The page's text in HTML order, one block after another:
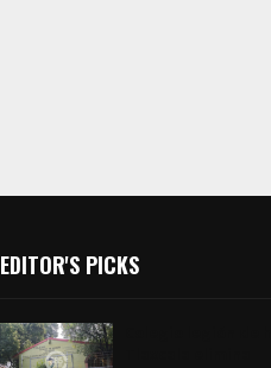
EDITOR'S PICKS